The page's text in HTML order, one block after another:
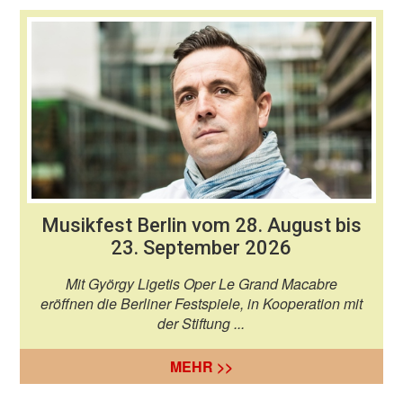
Musikfest Berlin vom 28. August bis
23. September 2026
Mit György Ligetis Oper Le Grand Macabre
eröffnen die Berliner Festspiele, in Kooperation mit
der Stiftung ...
MEHR >>